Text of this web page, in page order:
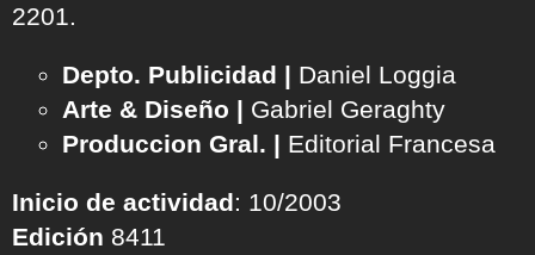
2201.
Depto. Publicidad | Daniel Loggia
Arte & Diseño | Gabriel Geraghty
Produccion Gral. | Editorial Francesa
Inicio de actividad: 10/2003
Edición 8411